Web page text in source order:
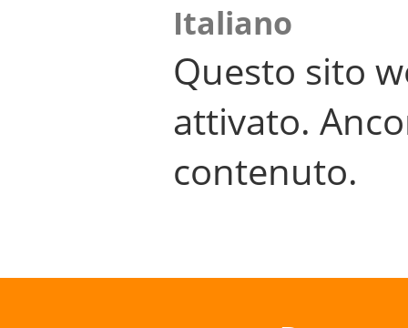
Italiano
Questo sito
attivato.
contenuto.